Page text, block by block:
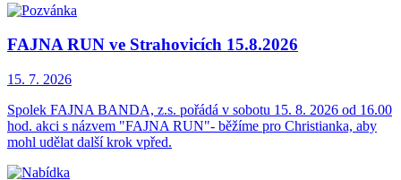
FAJNA RUN ve Strahovicích 15.8.2026
15. 7. 2026
Spolek FAJNA BANDA, z.s. pořádá v sobotu 15. 8. 2026 od 16.00
hod. akci s názvem "FAJNA RUN"- běžíme pro Christianka, aby
mohl udělat další krok vpřed.